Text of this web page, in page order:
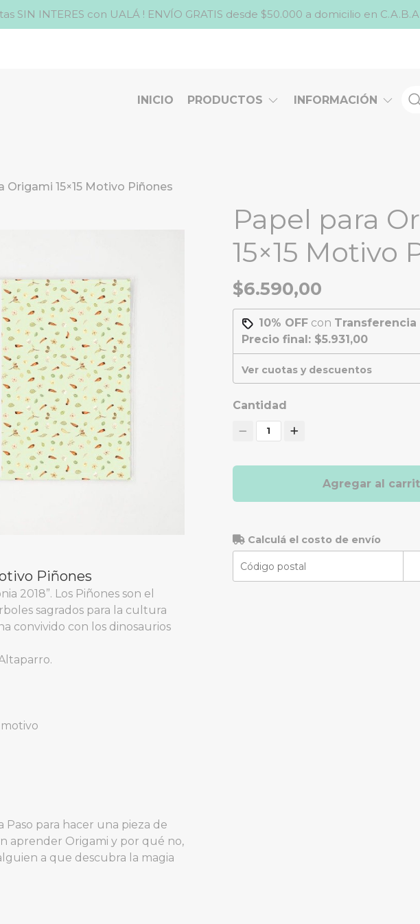
SIN INTERES con UALÁ ! ENVÍO GRATIS desde $50.000 a domicilio en
INICIO PRODUCTOS INFORMACIÓN
Origami 15×15 Motivo Piñones
Piñones
2018”. Los Piñones son el
sagrados para la cultura
convivido con los dinosaurios
Paso para hacer una pieza de
aprender Origami y por qué no,
a que descubra la magia
Papel para
15×15 Motivo
$6.590,00
10% OFFcon Transferencia
Precio final: $5.931,00
Ver cuotas y descuentos
Cantidad
1
Agregar al
Calculá el costo de envío